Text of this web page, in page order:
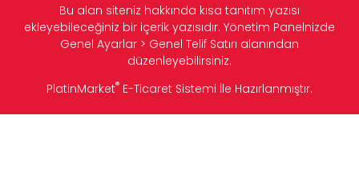
Bu alan siteniz hakkında kısa tanıtım yazısı
ekleyebileceğiniz bir içerik yazısıdır. Yönetim Panelnizde
Genel Ayarlar > Genel Telif Satırı alanından
düzenleyebilirsiniz.
PlatinMarket® E-Ticaret Sistemi İle Hazırlanmıştır.